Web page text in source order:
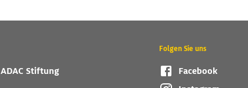
ADAC Stiftung
Folgen Sie uns
Facebook